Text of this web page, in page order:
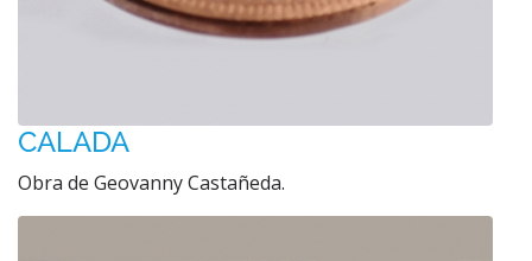
CALADA
Obra de Geovanny Castañeda.